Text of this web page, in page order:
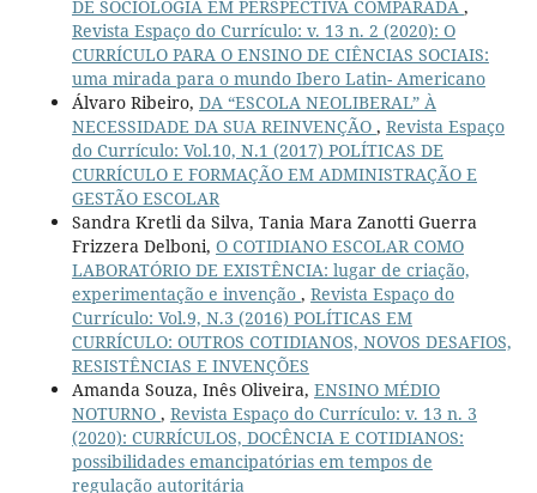
DE SOCIOLOGIA EM PERSPECTIVA COMPARADA ,
Revista Espaço do Currículo: v. 13 n. 2 (2020): O
CURRÍCULO PARA O ENSINO DE CIÊNCIAS SOCIAIS:
uma mirada para o mundo Ibero Latin- Americano
Álvaro Ribeiro, DA “ESCOLA NEOLIBERAL” À
NECESSIDADE DA SUA REINVENÇÃO , Revista Espaço
do Currículo: Vol.10, N.1 (2017) POLÍTICAS DE
CURRÍCULO E FORMAÇÃO EM ADMINISTRAÇÃO E
GESTÃO ESCOLAR
Sandra Kretli da Silva, Tania Mara Zanotti Guerra
Frizzera Delboni, O COTIDIANO ESCOLAR COMO
LABORATÓRIO DE EXISTÊNCIA: lugar de criação,
experimentação e invenção , Revista Espaço do
Currículo: Vol.9, N.3 (2016) POLÍTICAS EM
CURRÍCULO: OUTROS COTIDIANOS, NOVOS DESAFIOS,
RESISTÊNCIAS E INVENÇÕES
Amanda Souza, Inês Oliveira, ENSINO MÉDIO
NOTURNO , Revista Espaço do Currículo: v. 13 n. 3
(2020): CURRÍCULOS, DOCÊNCIA E COTIDIANOS:
possibilidades emancipatórias em tempos de
regulação autoritária